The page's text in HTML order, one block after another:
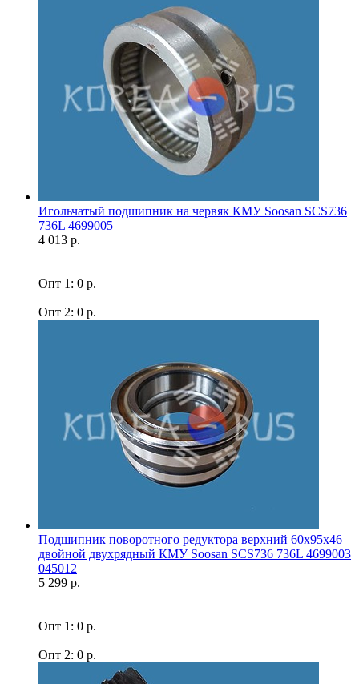
Игольчатый подшипник на червяк КМУ Soosan SCS736
736L 4699005
4 013 р.
Опт 1: 0 р.
Опт 2: 0 р.
Подшипник поворотного редуктора верхний 60x95x46
двойной двухрядный КМУ Soosan SCS736 736L 4699003
045012
5 299 р.
Опт 1: 0 р.
Опт 2: 0 р.